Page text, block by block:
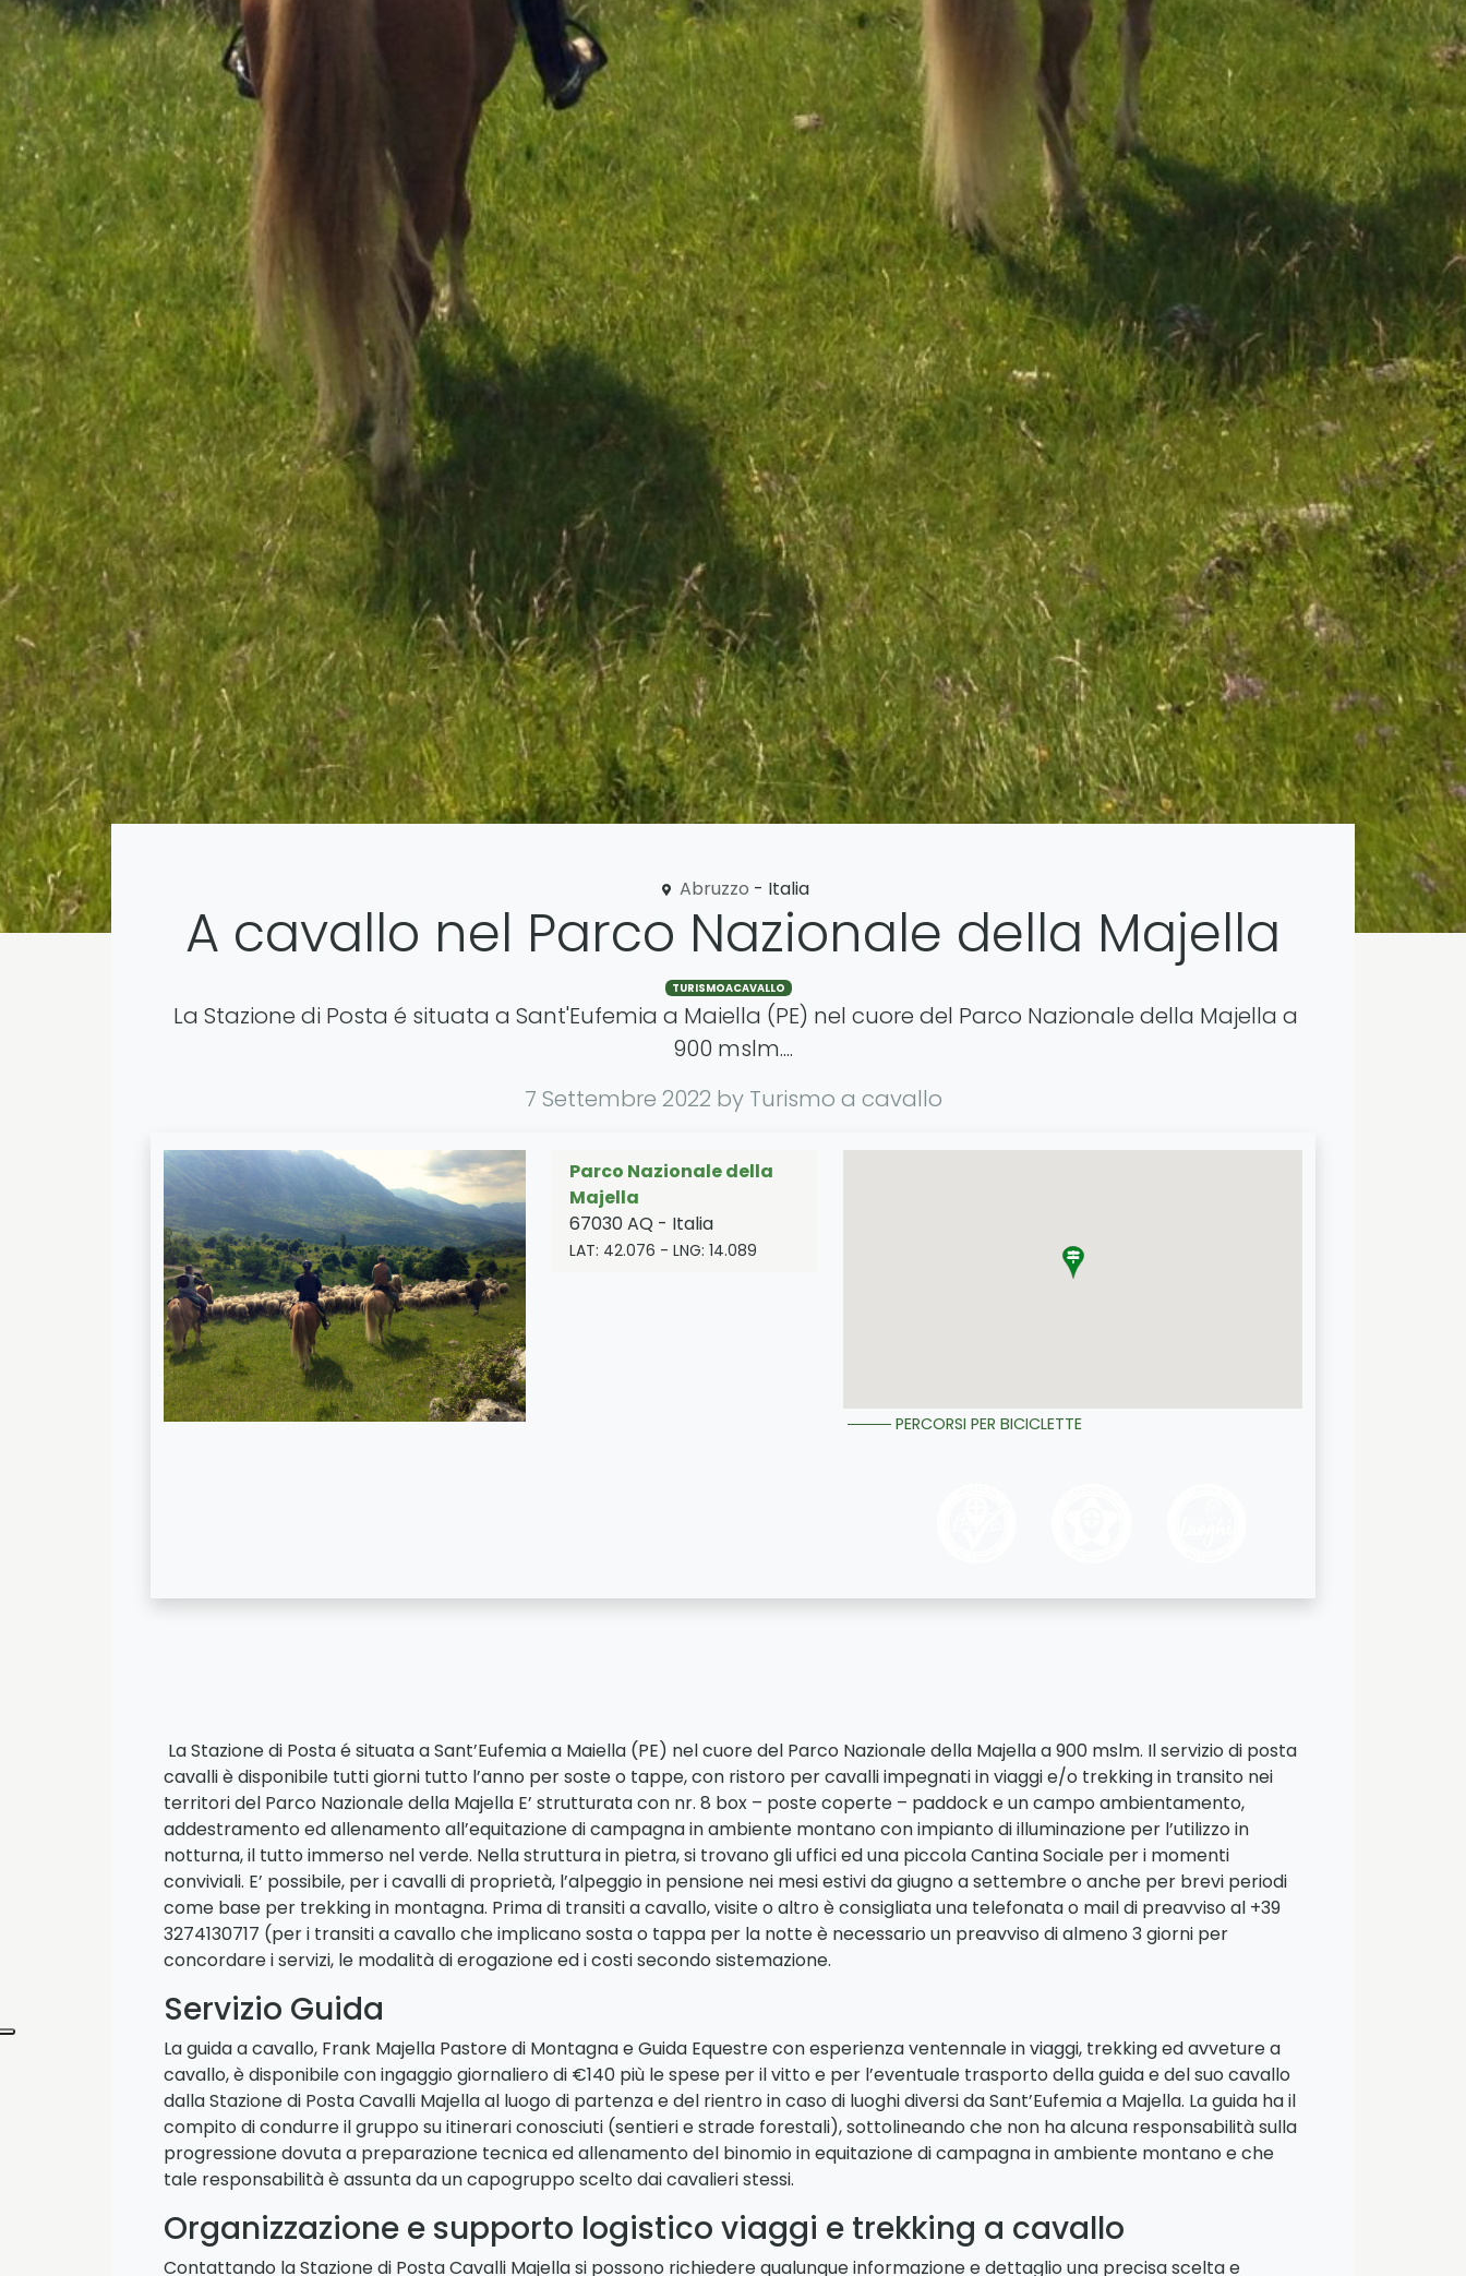
Abruzzo - Italia
A cavallo nel Parco Nazionale della Majella
TURISMOACAVALLO
La Stazione di Posta é situata a Sant'Eufemia a Maiella (PE) nel cuore del Parco Nazionale della Majella a
900 mslm....
7 Settembre 2022 by Turismo a cavallo
Parco Nazionale della
Majella
67030AQ - Italia
LAT: 42.076 - LNG: 14.089
PERCORSI PER BICICLETTE
La Stazione di Posta é situata a Sant’Eufemia a Maiella (PE) nel cuore del Parco Nazionale della Majella a 900 mslm. Il servizio di posta
cavalli è disponibile tutti giorni tutto l’anno per soste o tappe, con ristoro per cavalli impegnati in viaggi e/o trekking in transito nei
territori del Parco Nazionale della Majella E’ strutturata con nr. 8 box – poste coperte – paddock e un campo ambientamento,
addestramento ed allenamento all’equitazione di campagna in ambiente montano con impianto di illuminazione per l’utilizzo in
notturna, il tutto immerso nel verde. Nella struttura in pietra, si trovano gli uffici ed una piccola Cantina Sociale per i momenti
conviviali. E’ possibile, per i cavalli di proprietà, l’alpeggio in pensione nei mesi estivi da giugno a settembre o anche per brevi periodi
come base per trekking in montagna. Prima di transiti a cavallo, visite o altro è consigliata una telefonata o mail di preavviso al +39
3274130717 (per i transiti a cavallo che implicano sosta o tappa per la notte è necessario un preavviso di almeno 3 giorni per
concordare i servizi, le modalità di erogazione ed i costi secondo sistemazione.
Servizio Guida
La guida a cavallo, Frank Majella Pastore di Montagna e Guida Equestre con esperienza ventennale in viaggi, trekking ed avveture a
cavallo, è disponibile con ingaggio giornaliero di €140 più le spese per il vitto e per l’eventuale trasporto della guida e del suo cavallo
dalla Stazione di Posta Cavalli Majella al luogo di partenza e del rientro in caso di luoghi diversi da Sant’Eufemia a Majella. La guida ha il
compito di condurre il gruppo su itinerari conosciuti (sentieri e strade forestali), sottolineando che non ha alcuna responsabilità sulla
progressione dovuta a preparazione tecnica ed allenamento del binomio in equitazione di campagna in ambiente montano e che
tale responsabilità è assunta da un capogruppo scelto dai cavalieri stessi.
Organizzazione e supporto logistico viaggi e trekking a cavallo
Contattando la Stazione di Posta Cavalli Majella si possono richiedere qualunque informazione e dettaglio una precisa scelta e